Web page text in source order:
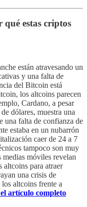
estas criptos
están atravesando un
y una falta de
del Bitcoin está
los altcoins parecen
Cardano, a pesar
dólares, muestra una
una falta de confianza de
estaba en un nubarrón
caer de 24 a 7
tampoco son muy
medias móviles revelan
para atraer
una crisis de
altcoins frente a
artículo completo